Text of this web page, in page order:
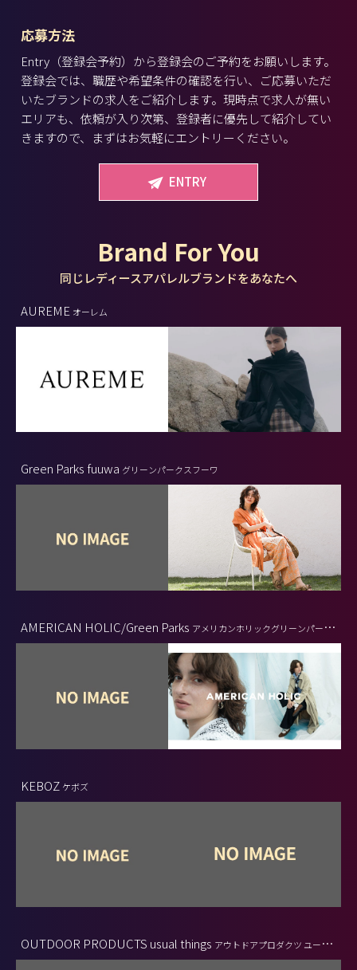
応募方法
Entry（登録会予約）から登録会のご予約をお願いします。
登録会では、職歴や希望条件の確認を行い、ご応募いただ
いたブランドの求人をご紹介します。現時点で求人が無い
エリアも、依頼が入り次第、登録者に優先して紹介してい
きますので、まずはお気軽にエントリーください。
ENTRY
Brand For You
同じレディースアパレルブランドをあなたへ
AUREME オーレム
Green Parks fuuwa グリーンパークスフーワ
AMERICAN HOLIC/Green Parks アメリカンホリックグリーンパーク
ス
KEBOZ ケボズ
OUTDOOR PRODUCTS usual things アウトドアプロダクツ ユージ
ュアルシングス